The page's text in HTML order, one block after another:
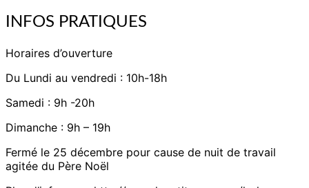
INFOS PRATIQUES
Horaires d’ouverture
Du Lundi au vendredi : 10h-18h
Samedi : 9h -20h
Dimanche : 9h – 19h
Fermé le 25 décembre pour cause de nuit de travail
agitée du Père Noël